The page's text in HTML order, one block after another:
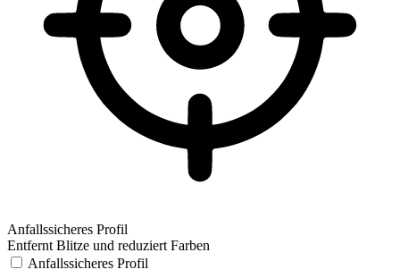
Anfallssicheres Profil
Entfernt Blitze und reduziert Farben
Anfallssicheres Profil